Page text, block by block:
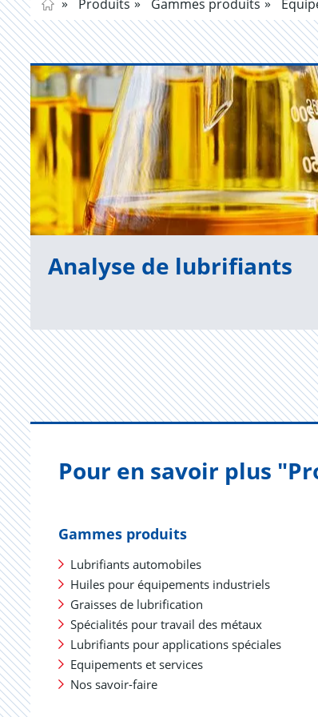
Produits Gammes produits
Ana­lyse de lubri­fiants
Pour en savoir plus
Gammes produits
Lubrifiants automobiles
Huiles pour équipements industriels
Graisses de lubrification
Spécialités pour travail des métaux
Lubrifiants pour applications spéciales
Equipements et services
Nos savoir-faire